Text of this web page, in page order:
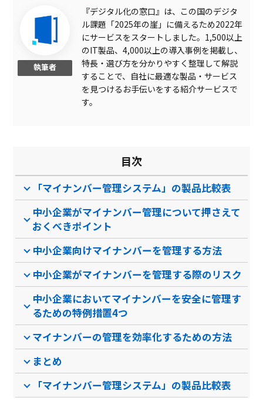
執筆者
『デジタル化の窓口』は、この国のデジタ
ル課題「2025年の崖」に備えるため2022年
にサービスをスタートしました。1,500以上
のIT製品、4,000以上の導入事例を掲載し、
特長・選び方を分かりやすく整理して解説
することで、自社に最適な製品・サービス
を見つけるお手伝いをする紹介サービスで
す。
目次
「マイナンバー管理システム」の製品比較表
中小企業がマイナンバー管理について押さえて
おくべきポイント
中小企業向けマイナンバーを管理する方法
中小企業がマイナンバーを管理する際のリスク
中小企業においてマイナンバーを安全に管理す
るための特例措置4つ
マイナンバーの管理を効率化するための方法
まとめ
「マイナンバー管理システム」の製品比較表